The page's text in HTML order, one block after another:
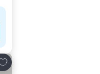
aos favoritos